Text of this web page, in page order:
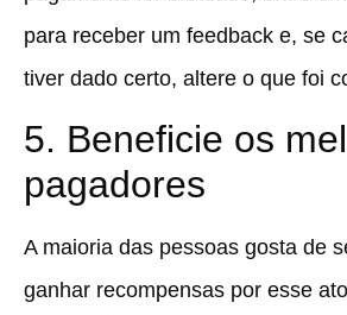
para receber um feedback e, se
tiver dado certo, altere o que foi
5. Beneficie os
pagadores
A maioria das pessoas gosta de
ganhar recompensas por esse